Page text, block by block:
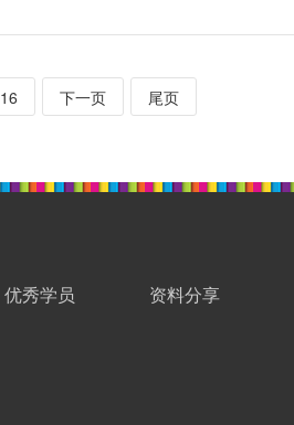
16 下一页 尾页
优秀学员 资料分享